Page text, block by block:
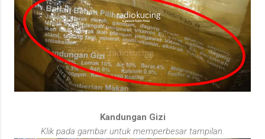
Kandungan Gizi
Klik pada gambar untuk memperbesar tampilan.